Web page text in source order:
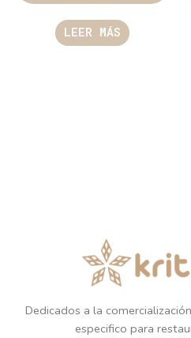
LEER MÁS
Dedicados a la
especifico para